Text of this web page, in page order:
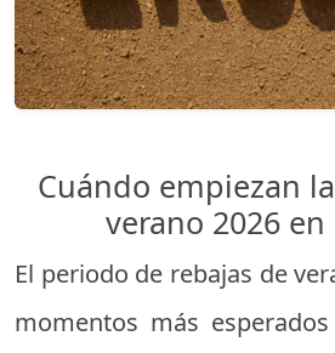
Cuándo empiezan
verano 2026 en
El periodo de rebajas de
momentos más